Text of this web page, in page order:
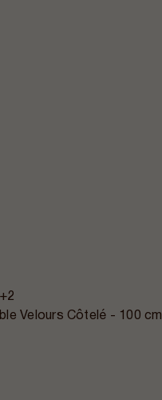
+2
Velours Côtelé - 100 cm